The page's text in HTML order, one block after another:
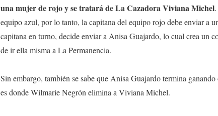
una mujer de rojo y se tratará de La Cazadora Viviana Michel
equipo azul, por lo tanto, la capitana del equipo rojo debe enviar a
capitana en turno, decide enviar a Anisa Guajardo, lo cual crea un
de ir ella misma a La Permanencia.
Sin embargo, también se sabe que Anisa Guajardo termina
es donde Wilmarie Negrón elimina a Viviana Michel.